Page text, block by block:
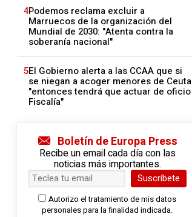
4Podemos reclama excluir a
Marruecos de la organización del
Mundial de 2030: "Atenta contra la
soberanía nacional"
5El Gobierno alerta a las CCAA que si
se niegan a acoger menores de Ceuta
"entonces tendrá que actuar de oficio
Fiscalía"
Boletín de Europa Press
Recibe un email cada día con las
noticias más importantes.
Suscríbete
Autorizo el tratamiento de mis datos
personales para la finalidad indicada.